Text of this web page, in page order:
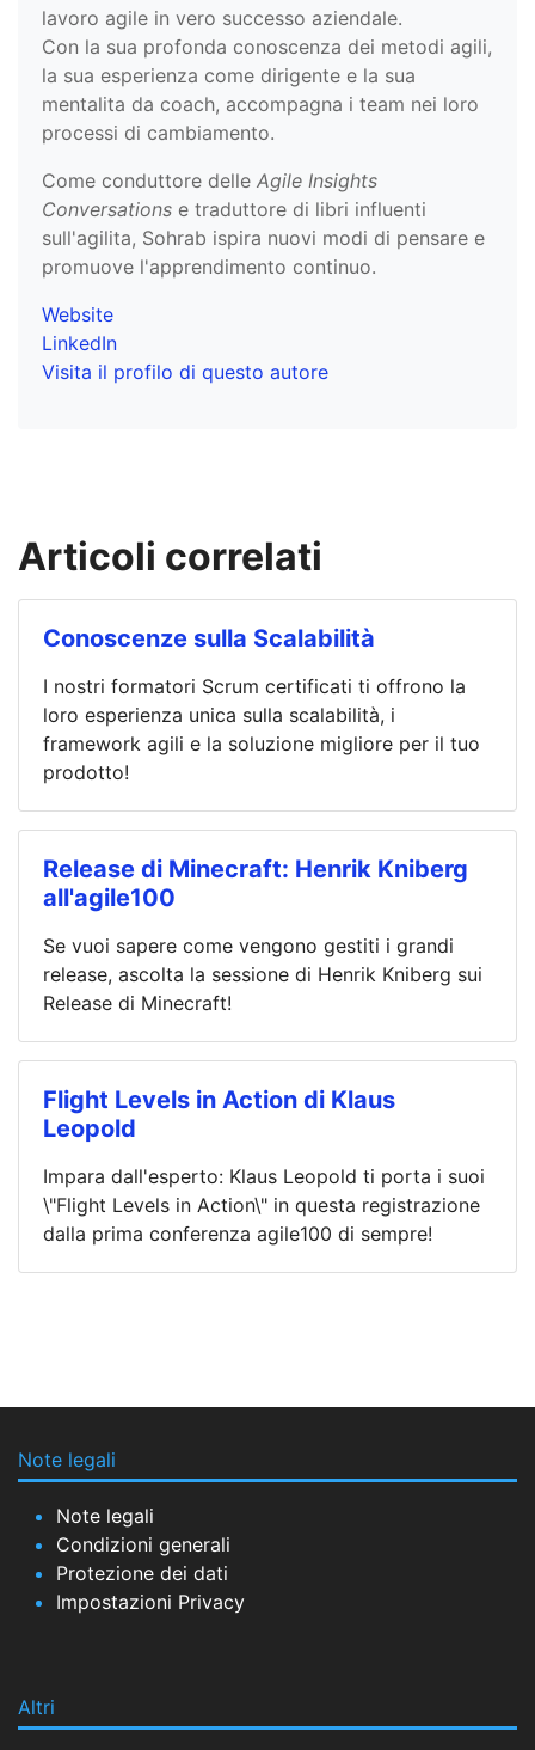
lavoro agile in vero successo aziendale.
Con la sua profonda conoscenza dei metodi agili,
la sua esperienza come dirigente e la sua
mentalita da coach, accompagna i team nei loro
processi di cambiamento.
Come conduttore delle Agile Insights
Conversations e traduttore di libri influenti
sull'agilita, Sohrab ispira nuovi modi di pensare e
promuove l'apprendimento continuo.
Website
LinkedIn
Visita il profilo di questo autore
Articoli correlati
Conoscenze sulla Scalabilità
I nostri formatori Scrum certificati ti offrono la
loro esperienza unica sulla scalabilità, i
framework agili e la soluzione migliore per il tuo
prodotto!
Release di Minecraft: Henrik Kniberg
all'agile100
Se vuoi sapere come vengono gestiti i grandi
release, ascolta la sessione di Henrik Kniberg sui
Release di Minecraft!
Flight Levels in Action di Klaus
Leopold
Impara dall'esperto: Klaus Leopold ti porta i suoi
\"Flight Levels in Action\" in questa registrazione
dalla prima conferenza agile100 di sempre!
Note legali
Note legali
Condizioni generali
Protezione dei dati
Impostazioni Privacy
Altri